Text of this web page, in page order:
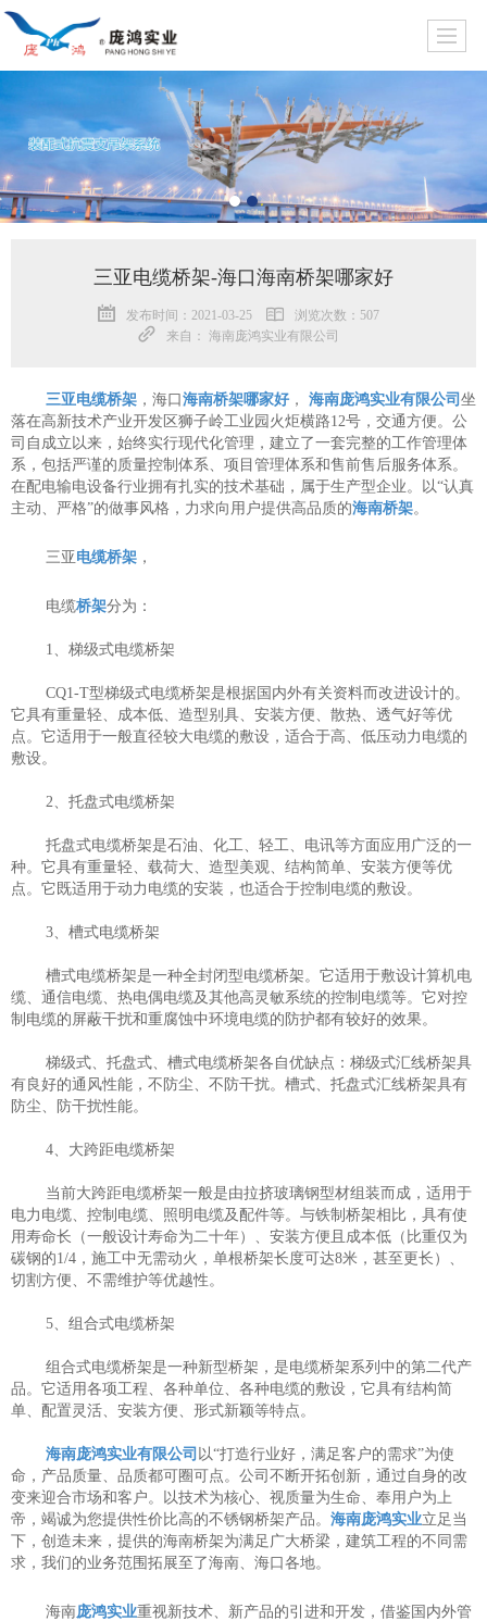
三亚电缆桥架-海口海南桥架哪家好
发布时间：2021-03-25
浏览次数：507
来自： 海南庞鸿实业有限公司
三亚电缆桥架 ，海口 海南桥架哪家好 ， 海南庞鸿实业有限公司 坐
落在高新技术产业开发区狮子岭工业园火炬横路12号，交通方便。公
司自成立以来，始终实行现代化管理，建立了一套完整的工作管理体
系，包括严谨的质量控制体系、项目管理体系和售前售后服务体系。
在配电输电设备行业拥有扎实的技术基础，属于生产型企业。以“认真
主动、严格”的做事风格，力求向用户提供高品质的海南桥架。
三亚 电缆桥架 ，
电缆桥架分为：
1、梯级式电缆桥架
CQ1-T型梯级式电缆桥架是根据国内外有关资料而改进设计的。
它具有重量轻、成本低、造型别具、安装方便、散热、透气好等优
点。它适用于一般直径较大电缆的敷设，适合于高、低压动力电缆的
敷设。
2、托盘式电缆桥架
托盘式电缆桥架是石油、化工、轻工、电讯等方面应用 广泛的一
种。它具有重量轻、载荷大、造型美观、结构简单、安装方便等优
点。它既适用于动力电缆的安装，也适合于控制电缆的敷设。
3、槽式电缆桥架
槽式电缆桥架是一种全封闭型电缆桥架。它适用于敷设计算机电
缆、通信电缆、热电偶电缆及其他高灵敏系统的控制电缆等。它对控
制电缆的屏蔽干扰和重腐蚀中环境电缆的防护都有较好的效果。
梯级式、托盘式、槽式电缆桥架各自优缺点：梯级式汇线桥架具
有良好的通风性能，不防尘、不防干扰。槽式、托盘式汇线桥架具有
防尘、防干扰性能。
4、大跨距电缆桥架
当前大跨距电缆桥架一般是由拉挤玻璃钢型材组装而成，适用于
电力电缆、控制电缆、照明电缆及配件等。与铁制桥架相比，具有使
用寿命长（一般设计寿命为二十年）、安装方便且成本低（比重仅为
碳钢的1/4，施工中无需动火，单根桥架长度可达8米，甚至更长）、
切割方便、不需维护等优越性。
5、组合式电缆桥架
组合式电缆桥架是一种新型桥架，是电缆桥架系列中的第二代产
品。它适用各项工程、各种单位、各种电缆的敷设，它具有结构简
单、配置灵活、安装方便、形式新颖等特点。
海南庞鸿实业有限公司 以“打造行业好，满足客户的需求”为使
命，产品质量、品质都可圈可点。公司不断开拓创新，通过自身的改
变来迎合市场和客户。以技术为核心、视质量为生命、奉用户为上
帝，竭诚为您提供性价比高的不锈钢桥架产品。 海南庞鸿实业立足当
下，创造未来，提供的海南桥架为满足广大桥梁，建筑工程的不同需
求，我们的业务范围拓展至了海南、海口各地。
海南庞鸿实业重视新技术、新产品的引进和开发，借鉴国内外管